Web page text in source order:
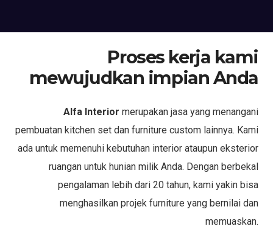
Proses kerja kami
mewujudkan impian Anda
Alfa Interior merupakan jasa yang menangani
pembuatan kitchen set dan furniture custom lainnya. Kami
ada untuk memenuhi kebutuhan interior ataupun eksterior
ruangan untuk hunian milik Anda. Dengan berbekal
pengalaman lebih dari 20 tahun, kami yakin bisa
menghasilkan projek furniture yang bernilai dan
memuaskan.